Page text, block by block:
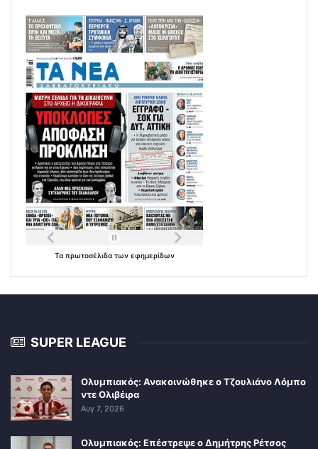
Τα πρωτοσέλιδα των εφημερίδων
SUPER LEAGUE
Ολυμπιακός: Ανακοινώθηκε ο Τζουλιάνο Λόμπο
ντε Ολιβέιρα
Αυγ 7, 2026
Ολυμπιακός: Επέστρεψε ο Δημήτρης Ρέτσος